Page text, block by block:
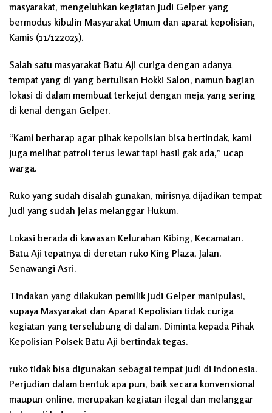
masyarakat, mengeluhkan kegiatan Judi Gelper yang
bermodus kibulin Masyarakat Umum dan aparat kepolisian,
Kamis (11/122025).
Salah satu masyarakat Batu Aji curiga dengan adanya
tempat yang di yang bertulisan Hokki Salon, namun bagian
lokasi di dalam membuat terkejut dengan meja yang sering
di kenal dengan Gelper.
“Kami berharap agar pihak kepolisian bisa bertindak, kami
juga melihat patroli terus lewat tapi hasil gak ada,” ucap
warga.
Ruko yang sudah disalah gunakan, mirisnya dijadikan tempat
Judi yang sudah jelas melanggar Hukum.
Lokasi berada di kawasan Kelurahan Kibing, Kecamatan.
Batu Aji tepatnya di deretan ruko King Plaza, Jalan.
Senawangi Asri.
Tindakan yang dilakukan pemilik Judi Gelper manipulasi,
supaya Masyarakat dan Aparat Kepolisian tidak curiga
kegiatan yang terselubung di dalam. Diminta kepada Pihak
Kepolisian Polsek Batu Aji bertindak tegas.
ruko tidak bisa digunakan sebagai tempat judi di Indonesia.
Perjudian dalam bentuk apa pun, baik secara konvensional
maupun online, merupakan kegiatan ilegal dan melanggar